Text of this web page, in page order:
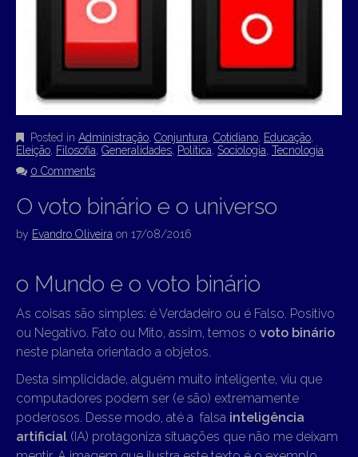
Posted in Administração Conjuntura Cotidiano Educação
Eleição Filosofia Generalidades Política Sociologia Tecnologia
0 Comments
O voto binário e o universo
by Evandro Oliveira on 17/08/2016
o Mundo e o voto binário
As coisas são simples: é Verdadeiro ou é Falso. Positivo
ou Negativo. Fato ou Mito, assim, temos o voto binário
neste planeta orientado a objetos.
Desta simplicidade, alguém muito inteligente, viu que
computadores podem ser (e são) extremamente
poderosos. Desse modo, até a falsa inteligência
artificial (IA) protagoniza situações que não me deixam